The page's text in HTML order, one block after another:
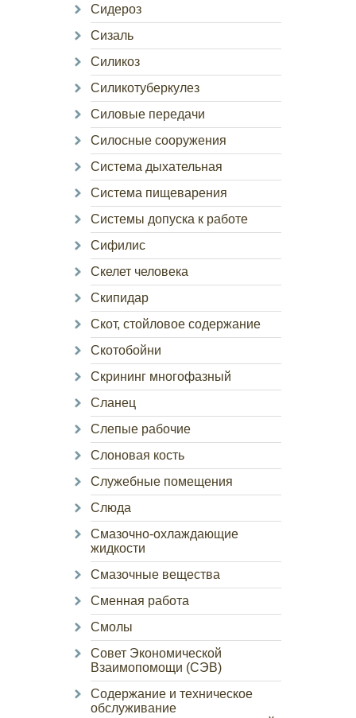
Сидероз
Сизаль
Силикоз
Силикотуберкулез
Силовые передачи
Силосные сооружения
Система дыхательная
Система пищеварения
Системы допуска к работе
Сифилис
Скелет человека
Скипидар
Скот, стойловое содержание
Скотобойни
Скрининг многофазный
Сланец
Слепые рабочие
Слоновая кость
Служебные помещения
Слюда
Смазочно-охлаждающие
жидкости
Смазочные вещества
Сменная работа
Смолы
Совет Экономической
Взаимопомощи (СЭВ)
Содержание и техническое
обслуживание